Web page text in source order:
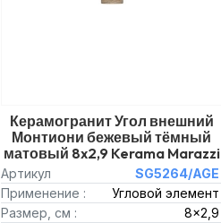
Керамогранит Угол внешний
Монтиони бежевый тёмный
матовый 8x2,9 Kerama Marazzi
Артикул
SG5264/AGE
Применение :
Угловой элемент
Размер, см :
8x2,9